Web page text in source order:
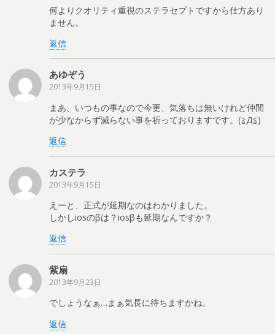
何よりクオリティ重視のステラセプトですから仕方あり
ません。
返信
あゆぞう
2013年9月15日
まあ、いつもの事なので今更、気落ちは無いけれど仲間
が少なからず減らない事を祈っておりますです。(≧Д≦)
返信
カステラ
2013年9月15日
えーと、正式が延期なのはわかりました。
しかしiosのβは？iosβも延期なんですか？
返信
紫扇
2013年9月23日
でしょうなぁ…まぁ気長に待ちますかね。
返信